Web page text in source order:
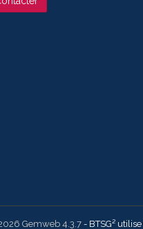
Gemweb 4.3.7- BTSG² utilise